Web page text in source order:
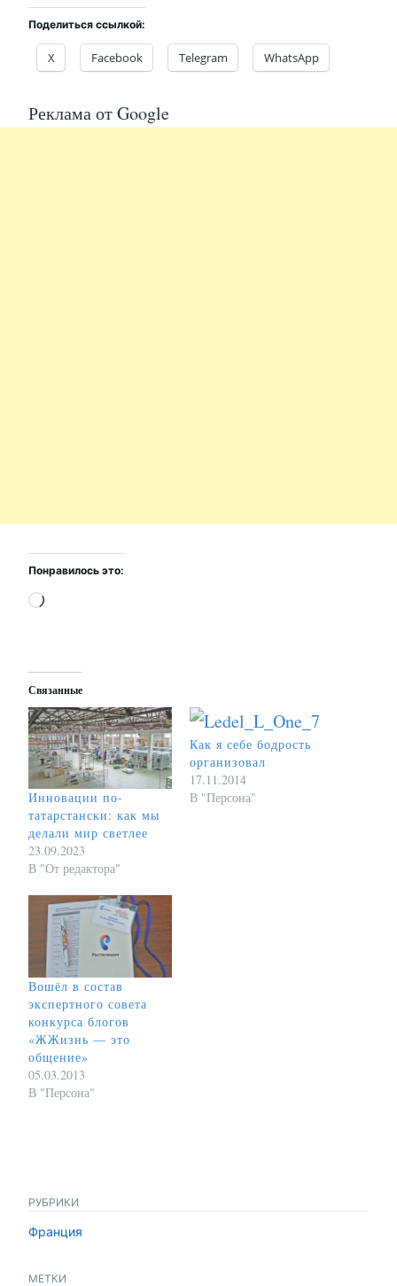
Поделиться ссылкой:
X Facebook Telegram WhatsApp
Реклама от Google
Понравилось это:
Загрузка…
Связанные
Инновации по-
татарстански: как мы
делали мир светлее
23.09.2023
В "От редактора"
Как я себе бодрость
организовал
17.11.2014
В "Персона"
Вошёл в состав
экспертного совета
конкурса блогов
«ЖЖизнь — это
общение»
05.03.2013
В "Персона"
РУБРИКИ
Франция
МЕТКИ